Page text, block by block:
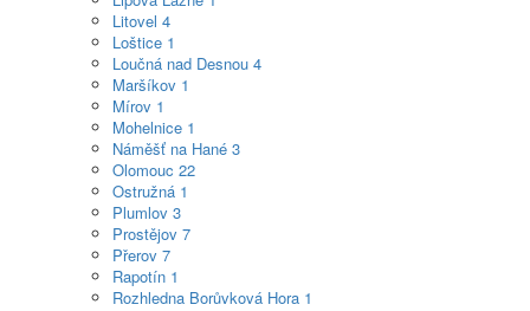
Litovel 4
Loštice 1
Loučná nad Desnou 4
Maršíkov 1
Mírov 1
Mohelnice 1
Náměšť na Hané 3
Olomouc 22
Ostružná 1
Plumlov 3
Prostějov 7
Přerov 7
Rapotín 1
Rozhledna Borůvková Hora 1